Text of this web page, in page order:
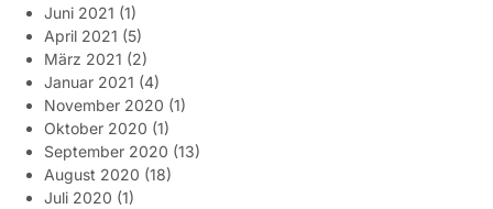
Juni 2021 (1)
April 2021 (5)
März 2021 (2)
Januar 2021 (4)
November 2020 (1)
Oktober 2020 (1)
September 2020 (13)
August 2020 (18)
Juli 2020 (1)